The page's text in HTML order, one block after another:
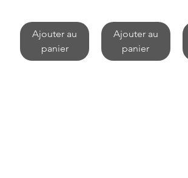
Ajouter au
panier
Ajouter au
panier